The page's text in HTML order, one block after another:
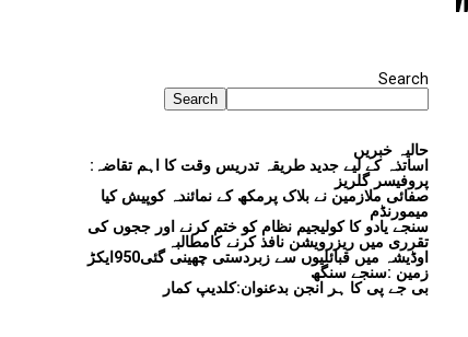
Search
Search
حالیہ خبریں
اساتذہ کے لیے جدید طریقہ تدریس وقت کا اہم تقاضہ:
پروفیسر گلریز
صفائی ملازمین نے بلاک پرمکھ کے نمائندہ کوپیش کیا
میمورنڈم
سنجے یادو کا کولیجیم نظام کو ختم کرنے اور ججوں کی
تقرری میں ریزرویشن نافذ کرنے کامطالبہ
اوڈیشہ میں قبائلیوں سے زبردستی چھینی گئی950ایکڑ
زمین :سنجے سنگھ
بی جے پی کا ہر انجن بدعنوان:کلدیپ کمار